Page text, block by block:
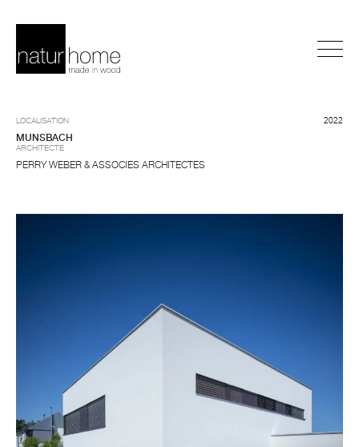
LOCALISATION
MUNSBACH
2022
ARCHITECTE
PERRY WEBER & ASSOCIES ARCHITECTES